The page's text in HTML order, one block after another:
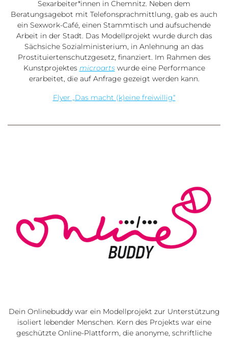
Sexarbeiter*innen in Chemnitz. Neben dem
Beratungsagebot mit Telefonsprachmittlung, gab es auch
ein Sexwork-Café, einen Stammtisch und aufsuchende
Arbeit in der Stadt. Das Modellprojekt wurde durch das
Sächsiche Sozialministerium, in Anlehnung an das
Prostituiertenschutzgesetz, finanziert. Im Rahmen des
Kunstprojektes microartswurde eine Performance
erarbeitet, die auf Anfrage gezeigt werden kann.
Flyer „Das macht (k)eine freiwillig“
Dein Onlinebuddy war ein Modellprojekt zur Unterstützung
isoliert lebender Menschen. Kern des Projekts war eine
geschützte Online-Plattform, die anonyme, schriftliche